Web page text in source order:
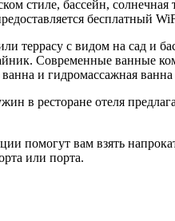
стиле, бассейн,
бесплатный
с видом на сад и
Современные ванные
и гидромассажная
в ресторане отеля
помогут вам взять
или порта.